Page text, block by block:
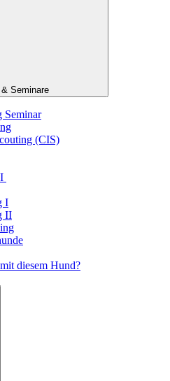
Seminare
Seminar
(CIS)
I
II
diesem Hund?